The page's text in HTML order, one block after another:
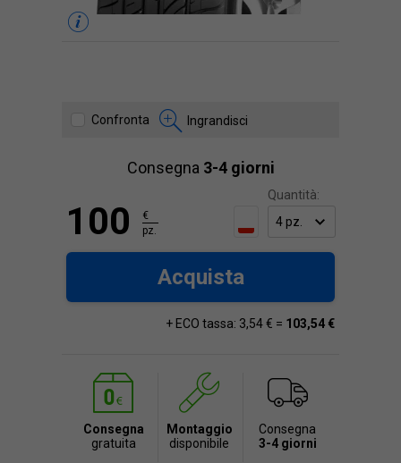
Confronta Ingrandisci
Consegna 3-4 giorni
Quantità:
100
€
pz.
Acquista
+ ECO tassa: 3,54 € = 103,54 €
Consegna
gratuita
Montaggio
disponibile
Consegna
3-4 giorni